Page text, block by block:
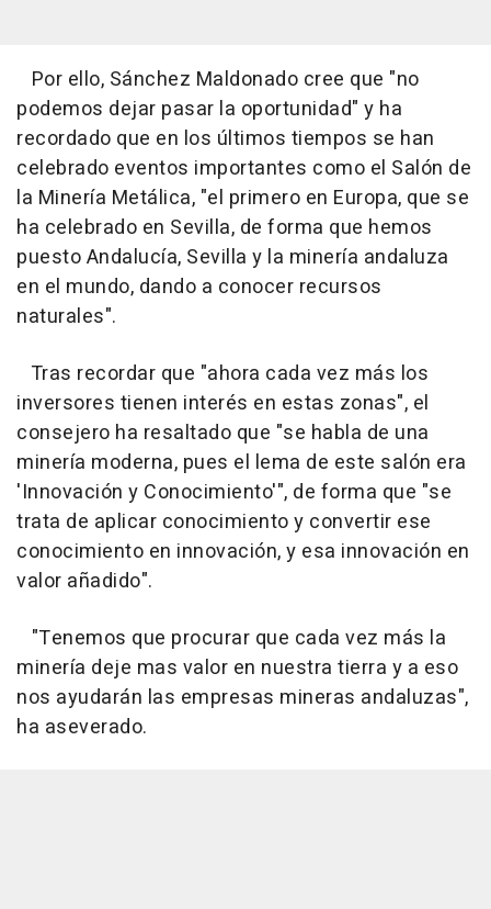
Por ello, Sánchez Maldonado cree que "no
podemos dejar pasar la oportunidad" y ha
recordado que en los últimos tiempos se han
celebrado eventos importantes como el Salón de
la Minería Metálica, "el primero en Europa, que se
ha celebrado en Sevilla, de forma que hemos
puesto Andalucía, Sevilla y la minería andaluza
en el mundo, dando a conocer recursos
naturales".
Tras recordar que "ahora cada vez más los
inversores tienen interés en estas zonas", el
consejero ha resaltado que "se habla de una
minería moderna, pues el lema de este salón era
'Innovación y Conocimiento'", de forma que "se
trata de aplicar conocimiento y convertir ese
conocimiento en innovación, y esa innovación en
valor añadido".
"Tenemos que procurar que cada vez más la
minería deje mas valor en nuestra tierra y a eso
nos ayudarán las empresas mineras andaluzas",
ha aseverado.